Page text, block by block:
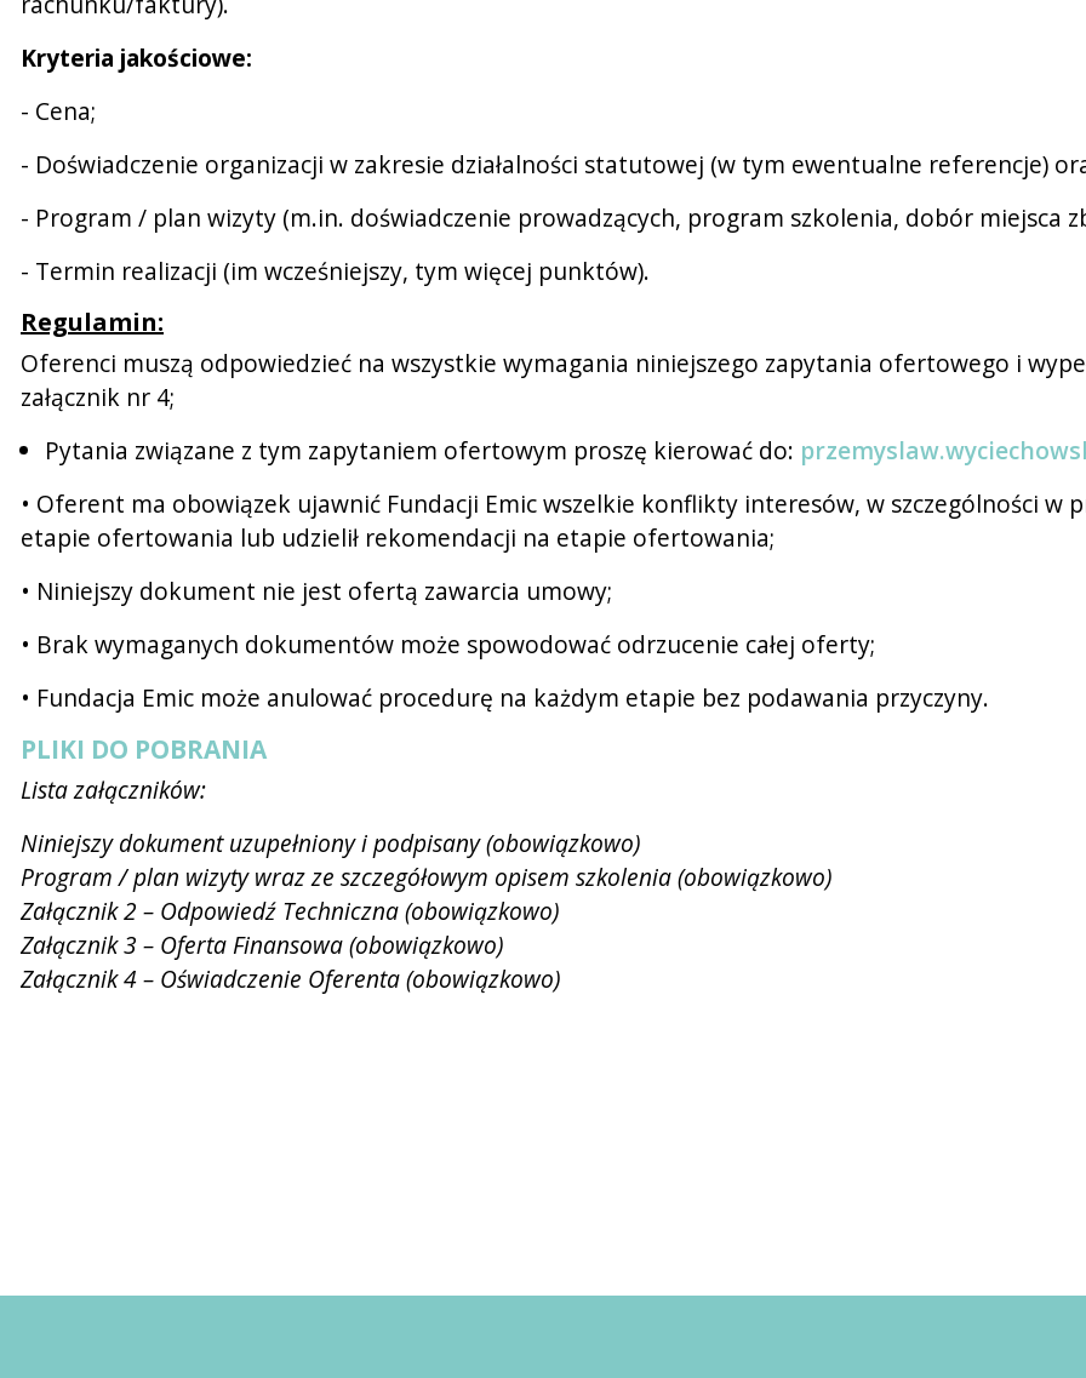
Kryteria jakościowe:
- Cena;
- Doświadczenie organizacji w zakresie działalności statutowej (w tym ewentualne referencje)
- Program / plan wizyty (m.in. doświadczenie prowadzących, program szkolenia, dobór miejsca
- Termin realizacji (im wcześniejszy, tym więcej punktów).
Regulamin:
Oferenci muszą odpowiedzieć na wszystkie wymagania niniejszego zapytania ofertowego i
załącznik nr 4;
Pytania związane z tym zapytaniem ofertowym proszę kierować do:
• Oferent ma obowiązek ujawnić Fundacji Emic wszelkie konflikty interesów, w szczególności w
etapie ofertowania lub udzielił rekomendacji na etapie ofertowania;
• Niniejszy dokument nie jest ofertą zawarcia umowy;
• Brak wymaganych dokumentów może spowodować odrzucenie całej oferty;
• Fundacja Emic może anulować procedurę na każdym etapie bez podawania przyczyny.
PLIKI DO POBRANIA
Lista załączników:
Niniejszy dokument uzupełniony i podpisany (obowiązkowo)
Program / plan wizyty wraz ze szczegółowym opisem szkolenia (obowiązkowo)
Załącznik 2 – Odpowiedź Techniczna (obowiązkowo)
Załącznik 3 – Oferta Finansowa (obowiązkowo)
Załącznik 4 – Oświadczenie Oferenta (obowiązkowo)